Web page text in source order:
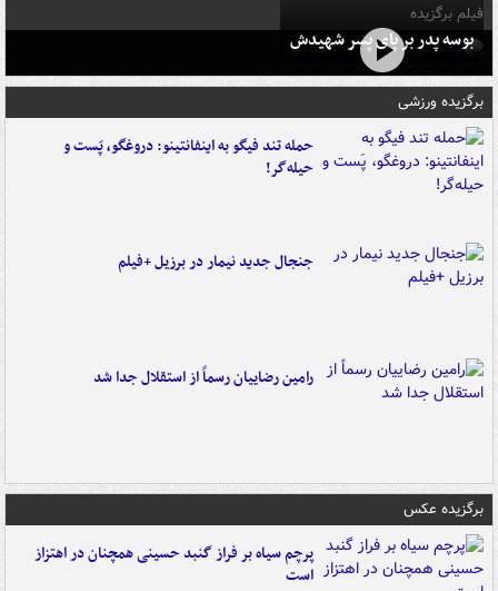
فیلم برگزیده
بوسه‌ پدر بر پای پسر شهیدش
برگزیده ورزشی
حمله تند فیگو به اینفانتینو: دروغگو، پَست‌ و
حیله‌گر!
جنجال جدید نیمار در برزیل +فیلم
رامین رضاییان رسماً از استقلال جدا شد
برگزیده عکس
پرچم سیاه بر فراز گنبد حسینی همچنان در اهتزاز
است